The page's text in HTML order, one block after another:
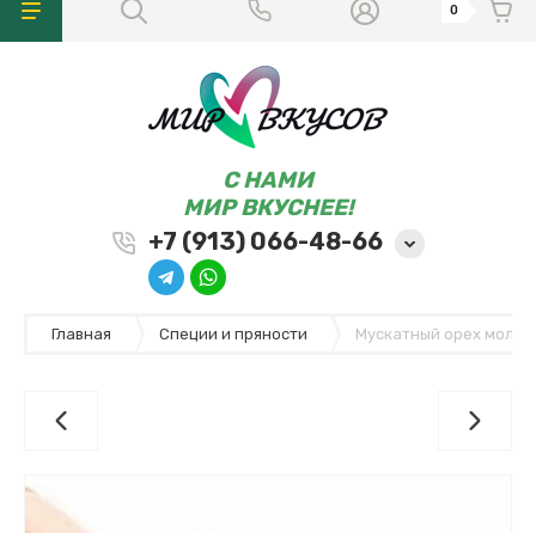
C НАМИ
МИР ВКУСНЕЕ!
+7 (913) 066-48-66
0
Главная Специи и пряности Мускатный орех